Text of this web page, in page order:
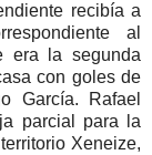
recibía a
al
era la segunda
con goles de
García. Rafael
parcial para la
Xeneize,